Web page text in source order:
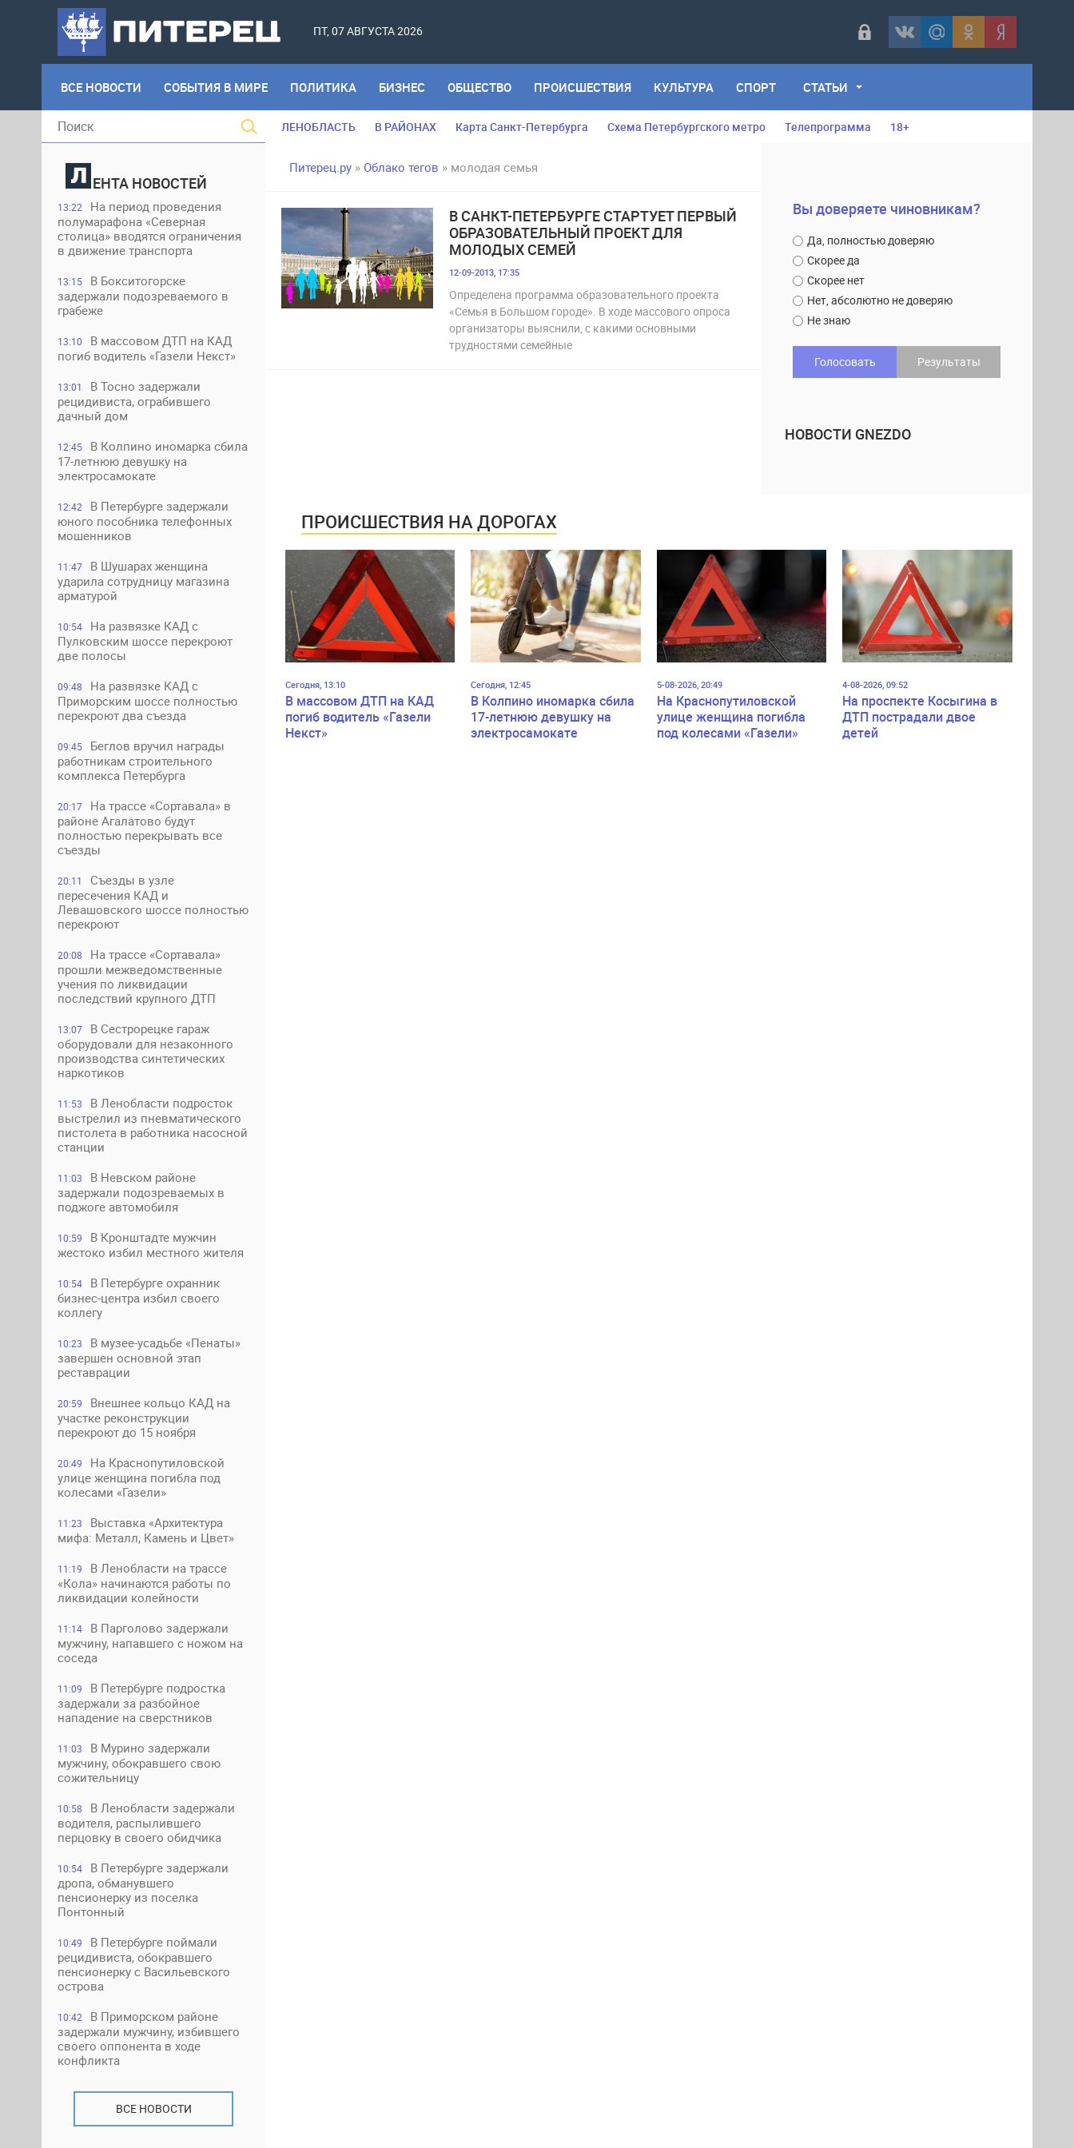
ПТ, 07 АВГУСТА 2026
ВСЕ НОВОСТИ СОБЫТИЯ В МИРЕ ПОЛИТИКА БИЗНЕС ОБЩЕСТВО ПРОИСШЕСТВИЯ КУЛЬТУРА СПОРТ СТАТЬИ
ЕНТА НОВОСТЕЙ
13:22
На период проведения
полумарафона «Северная
столица» вводятся ограничения
в движение транспорта
13:15
В Бокситогорске
задержали подозреваемого в
грабеже
13:10
В массовом ДТП на КАД
погиб водитель «Газели Некст»
13:01
В Тосно задержали
рецидивиста, ограбившего
дачный дом
12:45
В Колпино иномарка сбила
17-летнюю девушку на
электросамокате
12:42
В Петербурге задержали
юного пособника телефонных
мошенников
11:47
В Шушарах женщина
ударила сотрудницу магазина
арматурой
10:54
На развязке КАД с
Пулковским шоссе перекроют
две полосы
09:48
На развязке КАД с
Приморским шоссе полностью
перекроют два съезда
09:45
Беглов вручил награды
работникам строительного
комплекса Петербурга
20:17
На трассе «Сортавала» в
районе Агалатово будут
полностью перекрывать все
съезды
20:11
Съезды в узле
пересечения КАД и
Левашовского шоссе полностью
перекроют
20:08
На трассе «Сортавала»
прошли межведомственные
учения по ликвидации
последствий крупного ДТП
13:07
В Сестрорецке гараж
оборудовали для незаконного
производства синтетических
наркотиков
11:53
В Ленобласти подросток
выстрелил из пневматического
пистолета в работника насосной
станции
11:03
В Невском районе
задержали подозреваемых в
поджоге автомобиля
10:59
В Кронштадте мужчин
жестоко избил местного жителя
10:54
В Петербурге охранник
бизнес-центра избил своего
коллегу
10:23
В музее-усадьбе «Пенаты»
завершен основной этап
реставрации
20:59
Внешнее кольцо КАД на
участке реконструкции
перекроют до 15 ноября
20:49
На Краснопутиловской
улице женщина погибла под
колесами «Газели»
11:23
Выставка «Архитектура
мифа: Металл, Камень и Цвет»
11:19
В Ленобласти на трассе
«Кола» начинаются работы по
ликвидации колейности
11:14
В Парголово задержали
мужчину, напавшего с ножом на
соседа
11:09
В Петербурге подростка
задержали за разбойное
нападение на сверстников
11:03
В Мурино задержали
мужчину, обокравшего свою
сожительницу
10:58
В Ленобласти задержали
водителя, распылившего
перцовку в своего обидчика
10:54
В Петербурге задержали
дропа, обманувшего
пенсионерку из поселка
Понтонный
10:49
В Петербурге поймали
рецидивиста, обокравшего
пенсионерку с Васильевского
острова
10:42
В Приморском районе
задержали мужчину, избившего
своего оппонента в ходе
конфликта
ВСЕ НОВОСТИ
ЛЕНОБЛАСТЬ В РАЙОНАХ Карта Санкт-Петербурга Схема Петербургского метро Телепрограмма 18+
Питерец.ру » Облако тегов » молодая семья
В САНКТ-ПЕТЕРБУРГЕ СТАРТУЕТ ПЕРВЫЙ
ОБРАЗОВАТЕЛЬНЫЙ ПРОЕКТ ДЛЯ
МОЛОДЫХ СЕМЕЙ
12-09-2013, 17:35
Определена программа образовательного проекта
«Семья в Большом городе». В ходе массового опроса
организаторы выяснили, с какими основными
трудностями семейные
Вы доверяете чиновникам?
Да, полностью доверяю
Скорее да
Скорее нет
Нет, абсолютно не доверяю
Не знаю
Голосовать Результаты
НОВОСТИ GNEZDO
ПРОИСШЕСТВИЯ НА ДОРОГАХ
Сегодня, 13:10
В массовом ДТП на КАД
погиб водитель «Газели
Некст»
Сегодня, 12:45
В Колпино иномарка сбила
17-летнюю девушку на
электросамокате
5-08-2026, 20:49
На Краснопутиловской
улице женщина погибла
под колесами «Газели»
4-08-2026, 09:52
На проспекте Косыгина в
ДТП пострадали двое
детей